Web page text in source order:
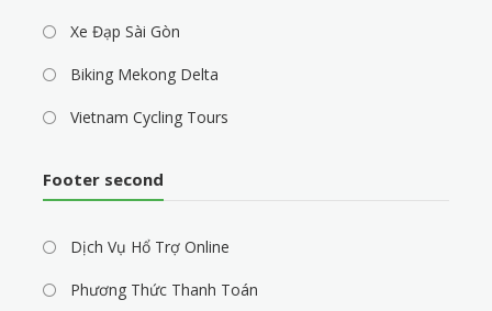
Xe Đạp Sài Gòn
Biking Mekong Delta
Vietnam Cycling Tours
Footer second
Dịch Vụ Hổ Trợ Online
Phương Thức Thanh Toán